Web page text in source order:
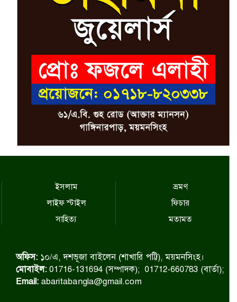
ইসলাম
লাইফ স্টাইল
সাহিত্য
ভ্রমণ
ফিচার
মতামত
অফিস: ১০/এ, দশভূজা বাইলেন (শাখারি পট্টি), ময়মনসিংহ।
মোবাইল: 01716-131694 (সম্পাদক); 01712-660783 (বার্তা);
Email:abaritabangla@gmail.com